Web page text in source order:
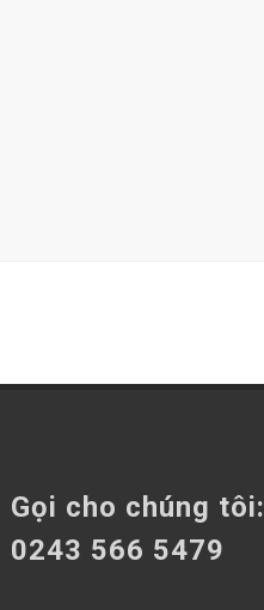
Gọi cho chúng tôi:
0243 566 5479